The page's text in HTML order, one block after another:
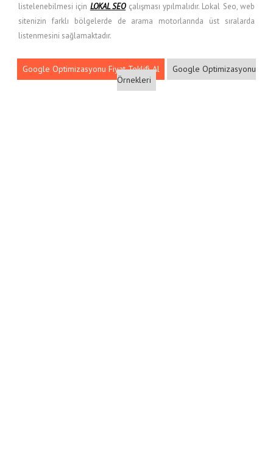
listelenebilmesi için LOKAL SEOçalışması ypılmalıdır. Lokal Seo, web
sitenizin farklı bölgelerde de arama motorlarında üst sıralarda
listenmesini sağlamaktadır.
Google Optimizasyonu Fiyat Teklifi Al
Google Optimizasyonu
Örnekleri